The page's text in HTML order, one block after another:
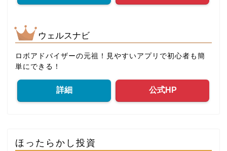
ウェルスナビ
ロボアドバイザーの元祖！見やすいアプリで初心者も簡
単にできる！
詳細 公式HP
ほったらかし投資